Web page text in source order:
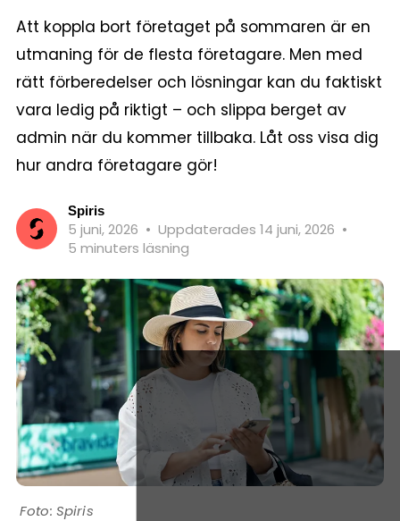
Att koppla bort företaget på sommaren är en
utmaning för de flesta företagare. Men med
rätt förberedelser och lösningar kan du faktiskt
vara ledig på riktigt – och slippa berget av
admin när du kommer tillbaka. Låt oss visa dig
hur andra företagare gör!
Spiris
5 juni, 2026 • Uppdaterades 14 juni, 2026 •
5 minuters läsning
Spiris